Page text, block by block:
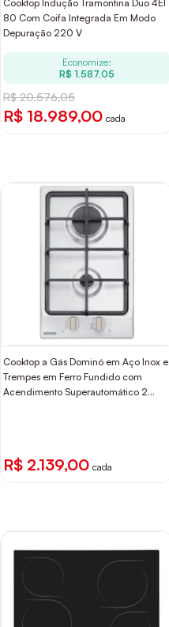
Cooktop Indução Tramontina Duo 4EI
80 Com Coifa Integrada Em Modo
Depuração 220 V
Economize:
R$ 1.587,05
R$ 20.576,05
R$ 18.989,00 cada
Cooktop a Gás Dominó em Aço Inox e
Trempes em Ferro Fundido com
Acendimento Superautomático 2
R$ 2.139,00 cada